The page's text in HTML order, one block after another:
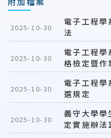
2025-10-30
電子工程學
法
2025-10-30
電子工程學
格檢定暨作
2025-10-30
電子工程學
選規定
2025-10-30
義守大學學
定實施辦